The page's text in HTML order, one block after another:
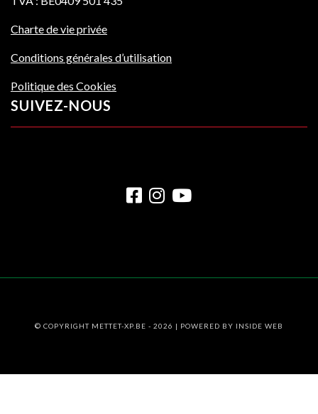
Charte de vie privée
Conditions générales d’utilisation
Politique des Cookies
SUIVEZ-NOUS
© COPYRIGHT METTET-XP.BE - 2026 | POWERED BY INSIDE WEB